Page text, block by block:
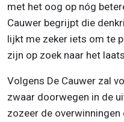
met het oog op nóg
Cauwer begrijpt die
lijkt me zeker iets om te
zijn op zoek naar het
Volgens De Cauwer zal
zwaar doorwegen in de
zozeer de